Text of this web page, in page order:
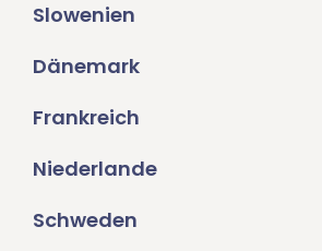
Slowenien
Dänemark
Frankreich
Niederlande
Schweden